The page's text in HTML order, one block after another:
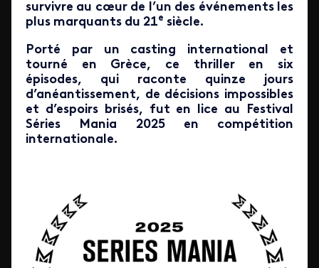
survivre au cœur de l’un des événements les
plus marquants du 21e siècle.
Porté par un casting international et
tourné en Grèce, ce thriller en six
épisodes, qui raconte quinze jours
d’anéantissement, de décisions impossibles
et d’espoirs brisés, fut en lice au Festival
Séries Mania 2025 en compétition
internationale.